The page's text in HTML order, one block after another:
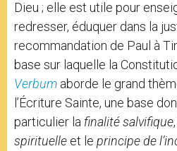
Dieu ; elle est utile pour
redresser, éduquer dans la
recommandation de Paul à
base sur laquelle la
Verbum aborde le grand
l’Écriture Sainte, une base
particulier la finalité salvifique
spirituelle et le principe de